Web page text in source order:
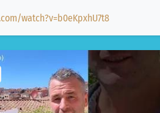
watch?v=b0eKpxhU7t8